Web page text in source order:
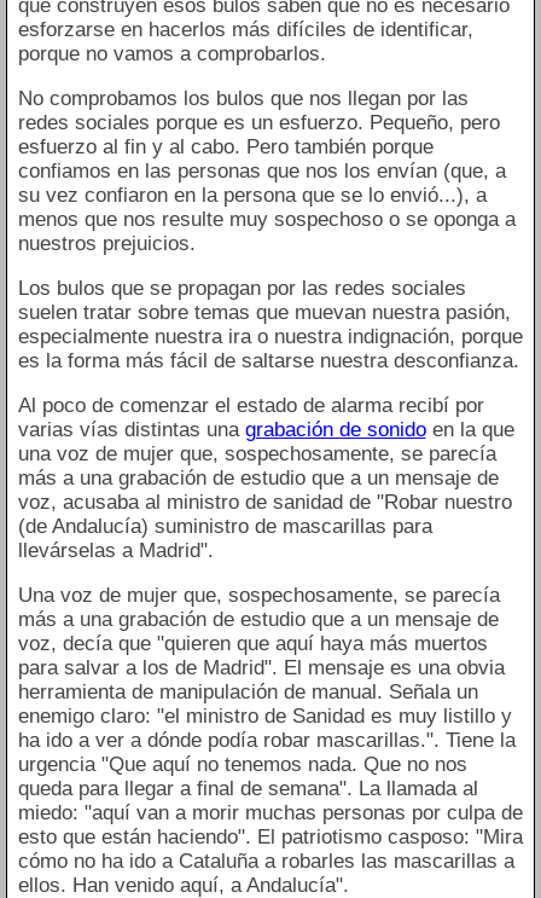
que construyen esos bulos saben que no es necesario
esforzarse en hacerlos más difíciles de identificar,
porque no vamos a comprobarlos.
No comprobamos los bulos que nos llegan por las
redes sociales porque es un esfuerzo. Pequeño, pero
esfuerzo al fin y al cabo. Pero también porque
confiamos en las personas que nos los envían (que, a
su vez confiaron en la persona que se lo envió...), a
menos que nos resulte muy sospechoso o se oponga a
nuestros prejuicios.
Los bulos que se propagan por las redes sociales
suelen tratar sobre temas que muevan nuestra pasión,
especialmente nuestra ira o nuestra indignación, porque
es la forma más fácil de saltarse nuestra desconfianza.
Al poco de comenzar el estado de alarma recibí por
varias vías distintas una grabación de sonidoen la que
una voz de mujer que, sospechosamente, se parecía
más a una grabación de estudio que a un mensaje de
voz, acusaba al ministro de sanidad de "Robar nuestro
(de Andalucía) suministro de mascarillas para
llevárselas a Madrid".
Una voz de mujer que, sospechosamente, se parecía
más a una grabación de estudio que a un mensaje de
voz, decía que "quieren que aquí haya más muertos
para salvar a los de Madrid". El mensaje es una obvia
herramienta de manipulación de manual. Señala un
enemigo claro: "el ministro de Sanidad es muy listillo y
ha ido a ver a dónde podía robar mascarillas.". Tiene la
urgencia "Que aquí no tenemos nada. Que no nos
queda para llegar a final de semana". La llamada al
miedo: "aquí van a morir muchas personas por culpa de
esto que están haciendo". El patriotismo casposo: "Mira
cómo no ha ido a Cataluña a robarles las mascarillas a
ellos. Han venido aquí, a Andalucía".